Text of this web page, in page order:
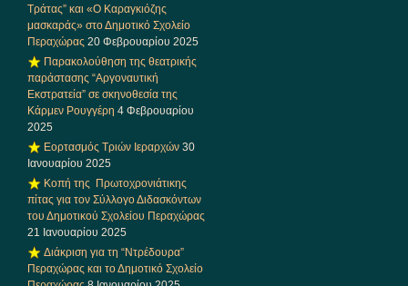
Τράτας” και «Ο Καραγκιόζης
μασκαράς» στο Δημοτικό Σχολείο
Περαχώρας 20 Φεβρουαρίου 2025
Παρακολούθηση της θεατρικής
παράστασης “Αργοναυτική
Εκστρατεία” σε σκηνοθεσία της
Κάρμεν Ρουγγέρη 4 Φεβρουαρίου
2025
Εορτασμός Τριών Ιεραρχών 30
Ιανουαρίου 2025
Κοπή της Πρωτοχρονιάτικης
πίτας για τον Σύλλογο Διδασκόντων
του Δημοτικού Σχολείου Περαχώρας
21 Ιανουαρίου 2025
Διάκριση για τη “Ντρέδουρα”
Περαχώρας και το Δημοτικό Σχολείο